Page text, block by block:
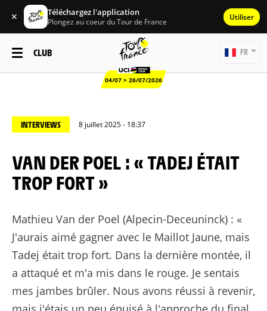
✕ Téléchargez l'application
Plongez au coeur du Tour de France Utiliser
CLUB
04/07 > 26/07/2026
FR
INTERVIEWS 8 juillet 2025 - 18:37
VAN DER POEL : « TADEJ ÉTAIT
TROP FORT »
Mathieu Van der Poel (Alpecin-Deceuninck) : «
J'aurais aimé gagner avec le Maillot Jaune, mais
Tadej était trop fort. Dans la dernière montée, il
a attaqué et m'a mis dans le rouge. Je sentais
mes jambes brûler. Nous avons réussi à revenir,